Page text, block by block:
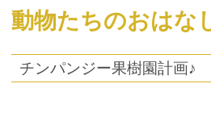
動物たちのおは
チンパンジー果樹園計画♪